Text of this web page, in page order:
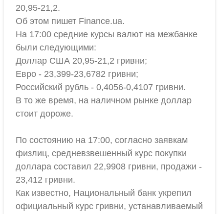
20,95-21,2.
Об этом пишет Finanсe.ua.
На 17:00 средние курсы валют на межбанке
были следующими:
Доллар США 20,95-21,2 гривни;
Евро - 23,399-23,6782 гривни;
Российский рубль - 0,4056-0,4107 гривни.
В то же время, на наличном рынке доллар
стоит дороже.
По состоянию на 17:00, согласно заявкам
физлиц, средневзвешенный курс покупки
доллара составил 22,9908 гривни, продажи -
23,412 гривни.
Как известно, Национальный банк укрепил
официальный курс гривни, устанавливаемый